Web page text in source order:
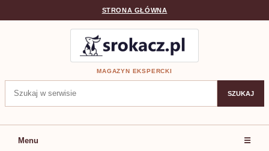
STRONA GŁÓWNA
MAGAZYN EKSPERCKI
Szukaj:
SZUKAJ
Menu ☰